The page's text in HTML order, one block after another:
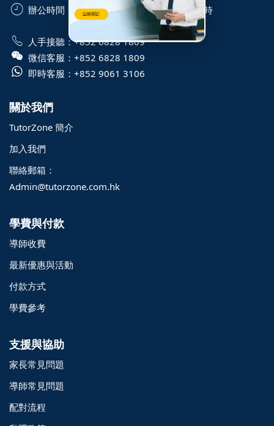
辦公時間： 星期一至六 - 上午 9 時至下午 6 時
WhatsApp 星期一至日 - 24 小時
人手接聽：+852 6828 1809
微信客服： +852 6828 1809
即時客服： +852 9061 3106
關於我們
TutorZone 簡介
加入我們
聯絡郵箱：
Admin@tutorzone.com.hk
學費與付款
導師收費
最新優惠與活動
付款方式
學費參考
支援與協助
家長常見問題
導師常見問題
配對流程